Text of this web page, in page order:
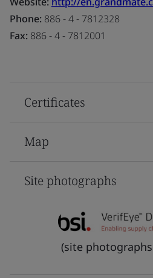
Phone: 886 - 4 - 7812328
Fax: 886 - 4 - 7812001
Certificates
Map
Site photographs
(site